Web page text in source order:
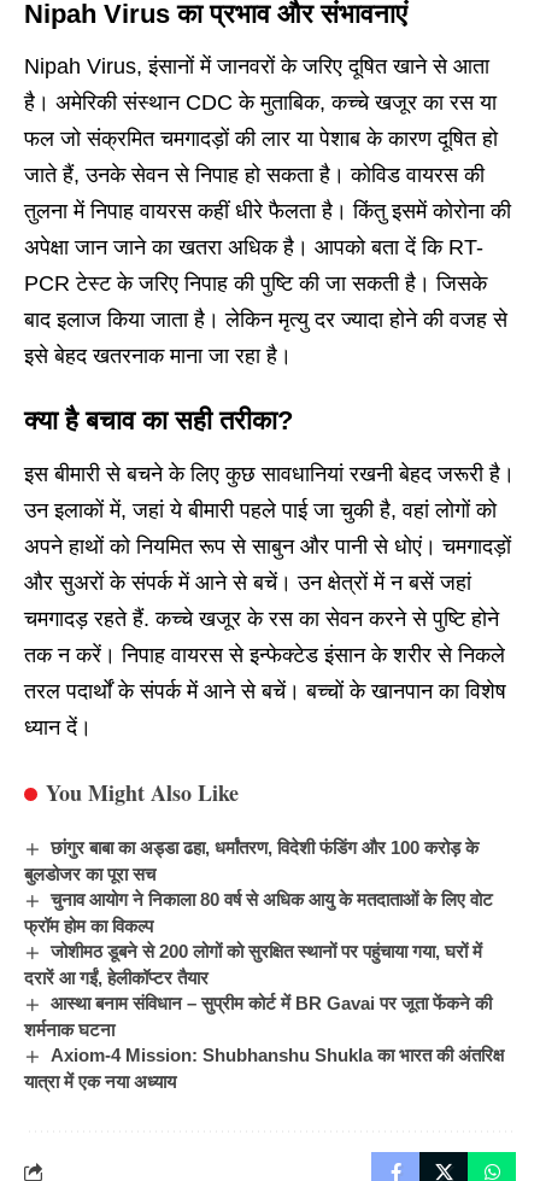
Nipah Virus का प्रभाव और संभावनाएं
Nipah Virus, इंसानों में जानवरों के जरिए दूषित खाने से आता
है। अमेरिकी संस्थान CDC के मुताबिक, कच्चे खजूर का रस या
फल जो संक्रमित चमगादड़ों की लार या पेशाब के कारण दूषित हो
जाते हैं, उनके सेवन से निपाह हो सकता है। कोविड वायरस की
तुलना में निपाह वायरस कहीं धीरे फैलता है। किंतु इसमें कोरोना की
अपेक्षा जान जाने का खतरा अधिक है। आपको बता दें कि RT-
PCR टेस्ट के जरिए निपाह की पुष्टि की जा सकती है। जिसके
बाद इलाज किया जाता है। लेकिन मृत्यु दर ज्यादा होने की वजह से
इसे बेहद खतरनाक माना जा रहा है।
क्या है बचाव का सही तरीका?
इस बीमारी से बचने के लिए कुछ सावधानियां रखनी बेहद जरूरी है।
उन इलाकों में, जहां ये बीमारी पहले पाई जा चुकी है, वहां लोगों को
अपने हाथों को नियमित रूप से साबुन और पानी से धोएं। चमगादड़ों
और सुअरों के संपर्क में आने से बचें। उन क्षेत्रों में न बसें जहां
चमगादड़ रहते हैं. कच्चे खजूर के रस का सेवन करने से पुष्टि होने
तक न करें।निपाह वायरससे इन्फेक्टेड इंसान के शरीर से निकले
तरल पदार्थों के संपर्क में आने से बचें। बच्चों के खानपान का विशेष
ध्यान दें।
You Might Also Like
छांगुर बाबा का अड्डा ढहा, धर्मांतरण, विदेशी फंडिंग और 100 करोड़ के
बुलडोजर का पूरा सच
चुनाव आयोग ने निकाला 80 वर्ष से अधिक आयु के मतदाताओं के लिए वोट
फ्रॉम होम का विकल्प
जोशीमठ डूबने से 200 लोगों को सुरक्षित स्थानों पर पहुंचाया गया, घरों में
दरारें आ गईं, हेलीकॉप्टर तैयार
आस्था बनाम संविधान – सुप्रीम कोर्ट में BR Gavai पर जूता फेंकने की
शर्मनाक घटना
Axiom-4 Mission: Shubhanshu Shukla का भारत की अंतरिक्ष
यात्रा में एक नया अध्याय